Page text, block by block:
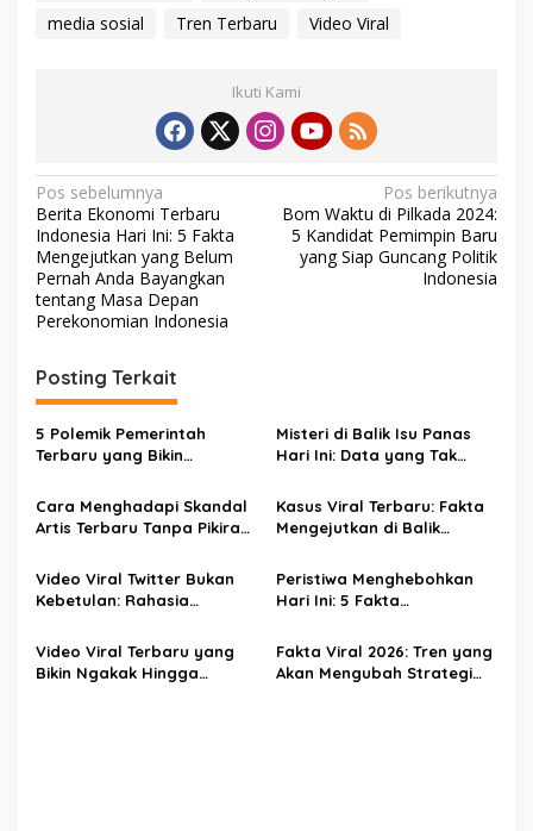
media sosial
Tren Terbaru Video Viral
Ikuti Kami
N
a
v
i
g
a
s
i
p
o
s
Pos sebelumnya
Berita Ekonomi Terbaru
Indonesia Hari Ini: 5 Fakta
Mengejutkan yang Belum
Pernah Anda Bayangkan
tentang Masa Depan
Perekonomian Indonesia
Pos berikutnya
Bom Waktu di Pilkada 2024:
5 Kandidat Pemimpin Baru
yang Siap Guncang Politik
Indonesia
Posting Terkait
5 Polemik Pemerintah
Terbaru yang Bikin
Emosi
Misteri di Balik Isu Panas
Hari Ini: Data yang Tak
Cara Menghadapi Skandal
Artis Terbaru Tanpa Pikiran
Kasus Viral Terbaru: Fakta
Mengejutkan di Balik
Video Viral Twitter Bukan
Kebetulan: Rahasia
Diketahui
Peristiwa Menghebohkan
Hari Ini: 5 Fakta
Kamu Tahu
Video Viral Terbaru yang
Bikin Ngakak Hingga
Fakta Viral 2026: Tren yang
Akan Mengubah Strategi